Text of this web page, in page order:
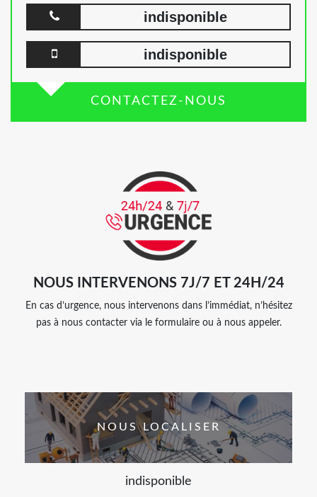
indisponible
indisponible
CONTACTEZ-NOUS
NOUS INTERVENONS 7J/7 ET 24H/24
En cas d’urgence, nous intervenons dans l’immédiat, n’hésitez
pas à nous contacter via le formulaire ou à nous appeler.
NOUS LOCALISER
indisponible